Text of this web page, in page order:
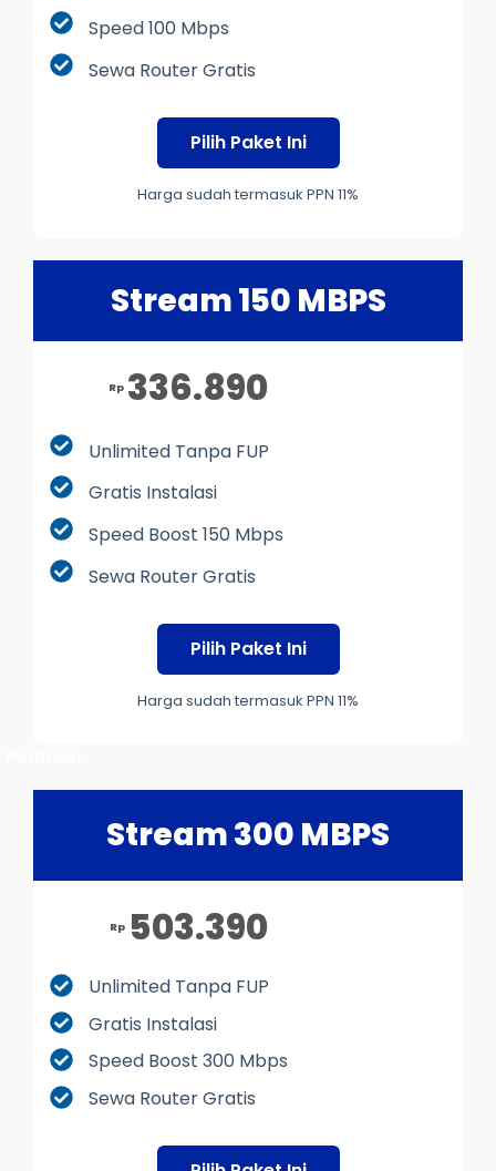
Speed 100 Mbps
Sewa Router Gratis
Pilih Paket Ini
Harga sudah termasuk PPN 11%
Stream 150 MBPS
Rp 336.890
Unlimited Tanpa FUP
Gratis Instalasi
Speed Boost 150 Mbps
Sewa Router Gratis
Pilih Paket Ini
Harga sudah termasuk PPN 11%
Stream 300 MBPS
Rp 503.390
Unlimited Tanpa FUP
Gratis Instalasi
Speed Boost 300 Mbps
Sewa Router Gratis